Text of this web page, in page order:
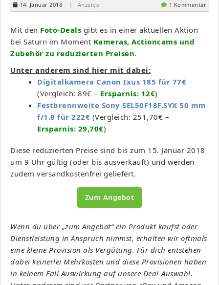
14. Januar 2018 | Anzeige 1 Kommentar
Mit den Foto-Deals gibt es in einer aktuellen Aktion
bei Saturn im Moment Kameras, Actioncams und
Zubehör zu reduzierten Preisen.
Unter anderem sind hier mit dabei:
Digitalkamera Canon Ixus 185 für 77€
(Vergleich: 89€ – Ersparnis: 12€)
Festbrennweite Sony SEL50F18F.SYX 50 mm
f/1.8 für 222€ (Vergleich: 251,70€ –
Ersparnis: 29,70€)
Diese reduzierten Preise sind bis zum 15. Januar 2018
um 9 Uhr gültig (oder bis ausverkauft) und werden
zudem versandkostenfrei geliefert.
Zum Angebot
Wenn du über „zum Angebot“ ein Produkt kaufst oder
Dienstleistung in Anspruch nimmst, erhalten wir oftmals
eine kleine Provision als Vergütung. Für dich entstehen
dabei keinerlei Mehrkosten und diese Provisionen haben
in keinem Fall Auswirkung auf unsere Deal-Auswahl.